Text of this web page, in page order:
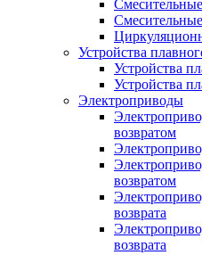
Устройства
Устройства
Устройства
Электроприводы
возвратом
возвратом
возврата
возврата